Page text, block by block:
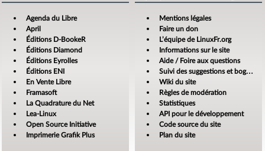
Agenda du Libre
April
Éditions D-BookeR
Éditions Diamond
Éditions Eyrolles
Éditions ENI
En Vente Libre
Framasoft
La Quadrature du Net
Lea-Linux
Open Source Initiative
Imprimerie Grafik Plus
Mentions légales
Faire un don
L’équipe de LinuxFr.org
Informations sur le site
Aide / Foire aux questions
Suivi des suggestions et bogues
Wiki du site
Règles de modération
Statistiques
API pour le développement
Code source du site
Plan du site